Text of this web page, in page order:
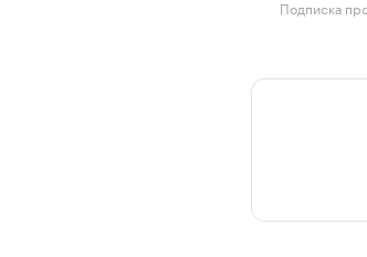
Подписка